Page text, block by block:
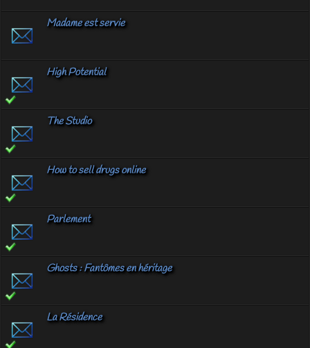
Madame est servie
High Potential
The Studio
How to sell drugs online
Parlement
Ghosts : Fantômes en héritage
La Résidence